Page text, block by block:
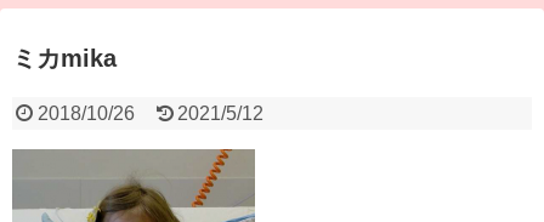
ミカmika
2018/10/26 2021/5/12